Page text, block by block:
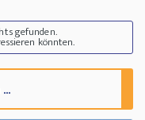
gefunden.
könnten.